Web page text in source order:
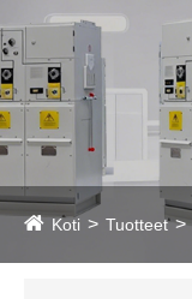
Koti Tuotteet